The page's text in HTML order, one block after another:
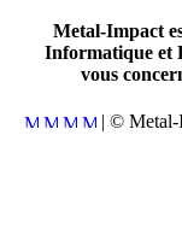
Metal-Impact
Informatique et
vous
| © Metal-